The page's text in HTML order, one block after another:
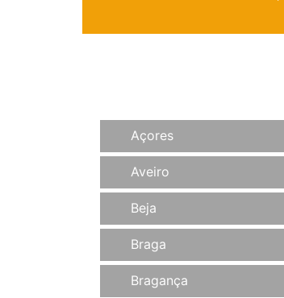
Açores
Aveiro
Beja
Braga
Bragança